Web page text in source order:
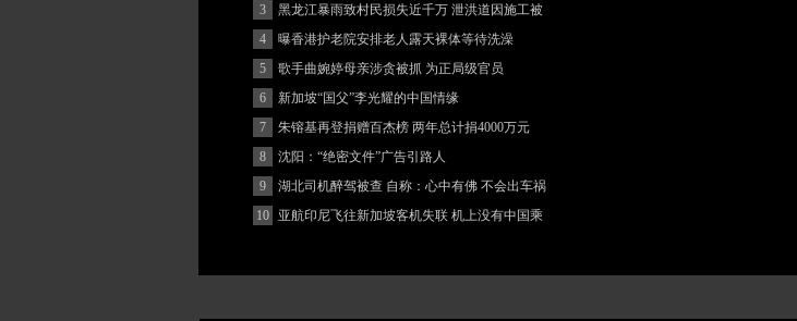
3
黑龙江暴雨致村民损失近千万 泄洪道因施工被
堵
4
曝香港护老院安排老人露天裸体等待洗澡
5
歌手曲婉婷母亲涉贪被抓 为正局级官员
6
新加坡“国父”李光耀的中国情缘
7
朱镕基再登捐赠百杰榜 两年总计捐4000万元
8
沈阳：“绝密文件”广告引路人
9
湖北司机醉驾被查 自称：心中有佛 不会出车祸
(图)
10
亚航印尼飞往新加坡客机失联 机上没有中国乘